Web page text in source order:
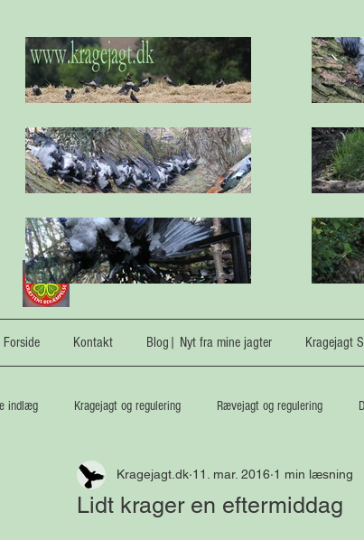
Forside Kontakt Blog| Nyt fra mine jagter Kragejagt
indlæg Kragejagt og regulering Rævejagt og regulering
Medaljetrofæer Vildsvin
Lidt krager en eftermiddag
Kragejagt.dk 11. mar. 2016 1 min læsning